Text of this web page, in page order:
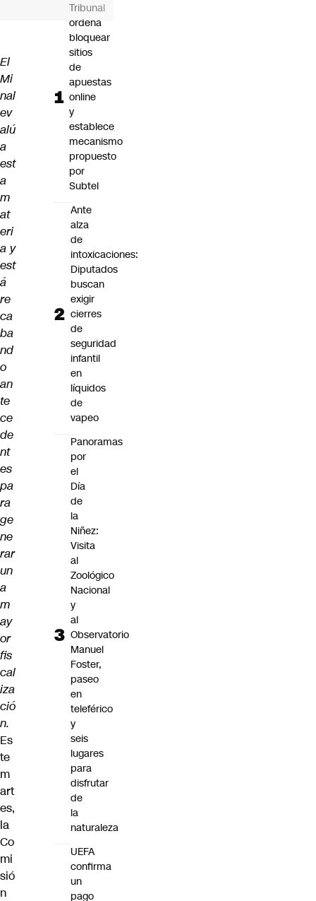
El
Mi
nal
ev
alú
a
est
a
m
at
eri
a y
est
á
re
ca
ba
nd
o
an
te
ce
de
nt
es
pa
ra
ge
ne
rar
un
a
m
ay
or
fis
cal
iza
ció
n.
Es
te
m
art
es,
la
Co
mi
sió
n
Tribunal
ordena
bloquear
sitios
de
apuestas
online
y
establece
mecanismo
propuesto
por
Subtel
Ante
alza
de
intoxicaciones:
Diputados
buscan
exigir
cierres
de
seguridad
infantil
en
líquidos
de
vapeo
Panoramas
por
el
Día
de
la
Niñez:
Visita
al
Zoológico
Nacional
y
al
Observatorio
Manuel
Foster,
paseo
en
teleférico
y
seis
lugares
para
disfrutar
de
la
naturaleza
UEFA
confirma
un
pago